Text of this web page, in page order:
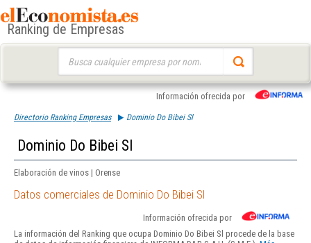
Ranking de Empresas
Información ofrecida por
Directorio Ranking Empresas Dominio Do Bibei Sl
Dominio Do Bibei Sl
Elaboración de vinos | Orense
Datos comerciales de Dominio Do Bibei Sl
Información ofrecida por
La información del Ranking que ocupa Dominio Do Bibei Sl procede de la base